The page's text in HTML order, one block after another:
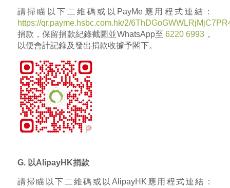
請掃瞄以下二維碼或以PayMe應用程式連結：
https://qr.payme.hsbc.com.hk/2/
捐款，保留捐款紀錄截圖並WhatsApp至 6220 6993 ，
以便會計記錄及發出捐款收據予閣下。
G. 以AlipayHK捐款
請掃瞄以下二維碼或以AlipayHK應用程式連結：